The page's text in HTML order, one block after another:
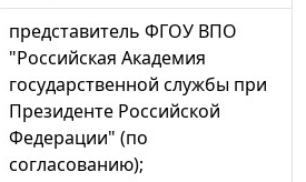
представитель ФГОУ ВПО
"Российская Академия
государственной службы при
Президенте Российской
Федерации" (по
согласованию);